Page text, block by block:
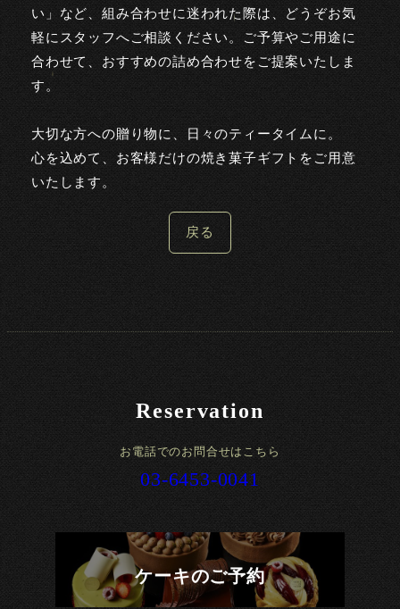
い」など、組み合わせに迷われた際は、どうぞお気
軽にスタッフへご相談ください。ご予算やご用途に
合わせて、おすすめの詰め合わせをご提案いたしま
す。
大切な方への贈り物に、日々のティータイムに。
心を込めて、お客様だけの焼き菓子ギフトをご用意
いたします。
戻る
Reservation
お電話でのお問合せはこちら
03-6453-0041
ケーキのご予約